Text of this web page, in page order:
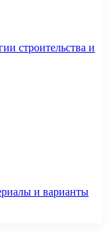
строительства и
и варианты